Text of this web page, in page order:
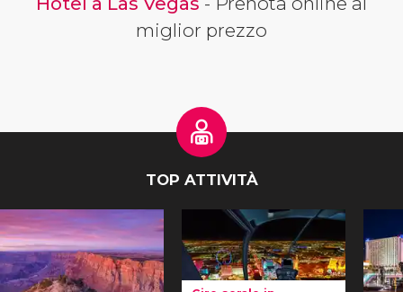
miglior prezzo
TOP ATTIVITÀ